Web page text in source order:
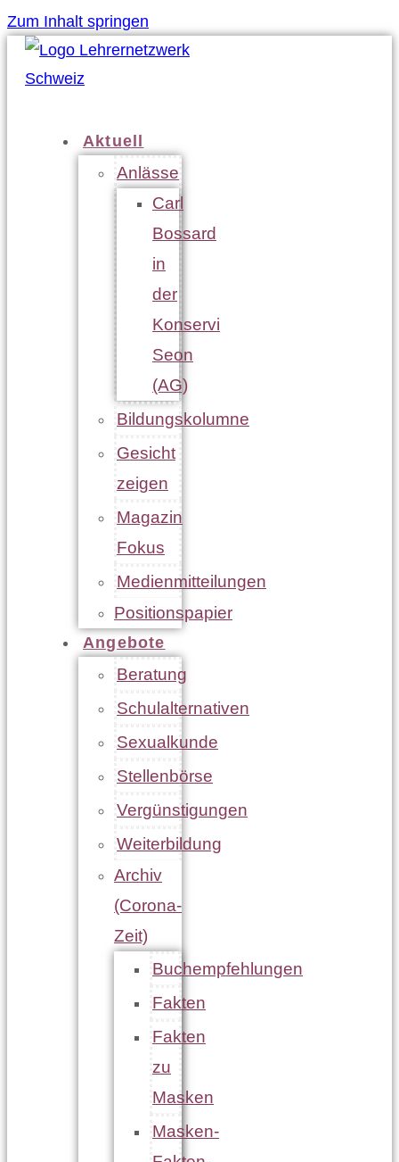
Zum Inhalt springen
Aktuell
Anlässe
Carl
Bossard
in
der
Konservi
Seon
(AG)
Bildungskolumne
Gesicht
zeigen
Magazin
Fokus
Medienmitteilungen
Positionspapier
Angebote
Beratung
Schulalternativen
Sexualkunde
Stellenbörse
Vergünstigungen
Weiterbildung
Archiv
(Corona-
Zeit)
Buchempfehlungen
Fakten
Fakten
zu
Masken
Masken-